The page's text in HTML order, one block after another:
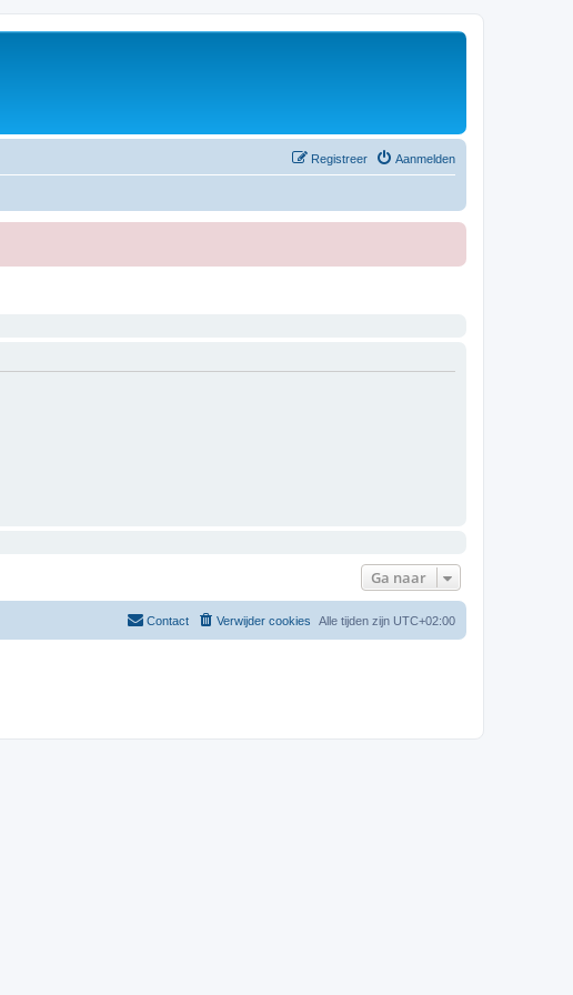
Aanmelden
Registreer
Ga naar
Alle tijden zijn UTC+02:00
Verwijder cookies
Contact